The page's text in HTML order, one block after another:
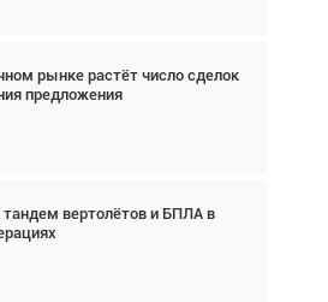
рынке растёт число сделок
предложения
вертолётов и БПЛА в
поставок сохраняются
это актив. Подходите к
образом